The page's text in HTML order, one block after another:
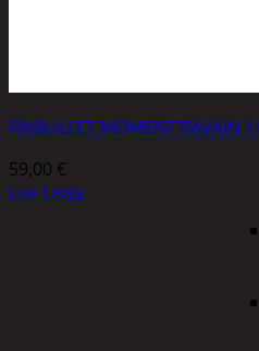
FINBULLET MOMENTTIAVAIN
59,00 €
Lue Lisää